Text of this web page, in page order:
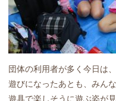
団体の利用者が多く今日は
遊びになったあとも、みん
遊具で楽しそうに遊ぶ姿が